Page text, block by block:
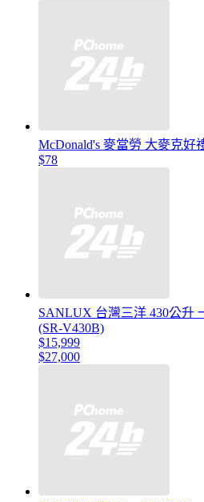
McDonald's 麥當勞 大麥克好
$78
SANLUX 台灣三洋 430公升
(SR-V430B)
$15,999
$27,000